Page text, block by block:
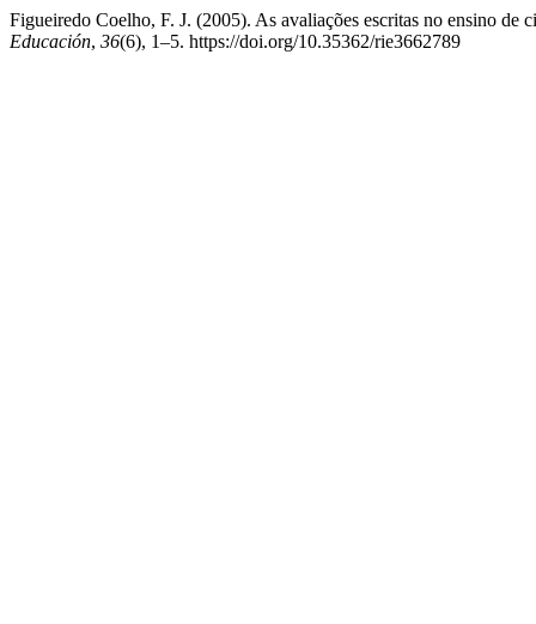
Figueiredo Coelho, F. J. (2005). As avaliações escritas no ensino de
Educación, 36(6), 1–5. https://doi.org/10.35362/rie3662789